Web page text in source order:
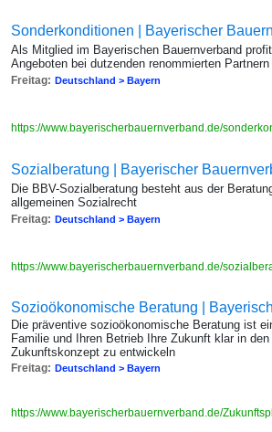
Sonderkonditionen | Bayerischer
Als Mitglied im Bayerischen Bauernverband
Angeboten bei dutzenden renommierten Partnern
Freitag: Deutschland > Bayern
https://www.bayerischerbauernverband.de/
Sozialberatung | Bayerischer
Die BBV-Sozialberatung besteht aus der
allgemeinen Sozialrecht
Freitag: Deutschland > Bayern
https://www.bayerischerbauernverband.de/
Sozioökonomische Beratung |
Die präventive sozioökonomische Beratung ist
Familie und Ihren Betrieb Ihre Zukunft klar in
Zukunftskonzept zu entwickeln
Freitag: Deutschland > Bayern
https://www.bayerischerbauernverband.de/